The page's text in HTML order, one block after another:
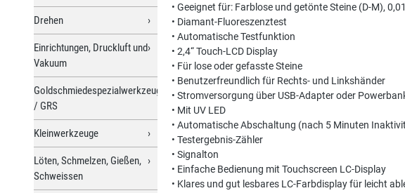
Drehen
Einrichtungen, Druckluft und
Vakuum
Goldschmiedespezialwerkzeuge
/ GRS
Kleinwerkzeuge
Löten, Schmelzen, Gießen,
Schweissen
• Geeignet für: Farblose und getönte Steine (D-M),
• Diamant-Fluoreszenztest
• Automatische Testfunktion
• 2,4“ Touch-LCD Display
• Für lose oder gefasste Steine
• Benutzerfreundlich für Rechts- und Linkshänder
• Stromversorgung über USB-Adapter oder
• Mit UV LED
• Automatische Abschaltung (nach 5 Minuten
• Testergebnis-Zähler
• Signalton
• Einfache Bedienung mit Touchscreen LC-Display
• Klares und gut lesbares LC-Farbdisplay für leicht